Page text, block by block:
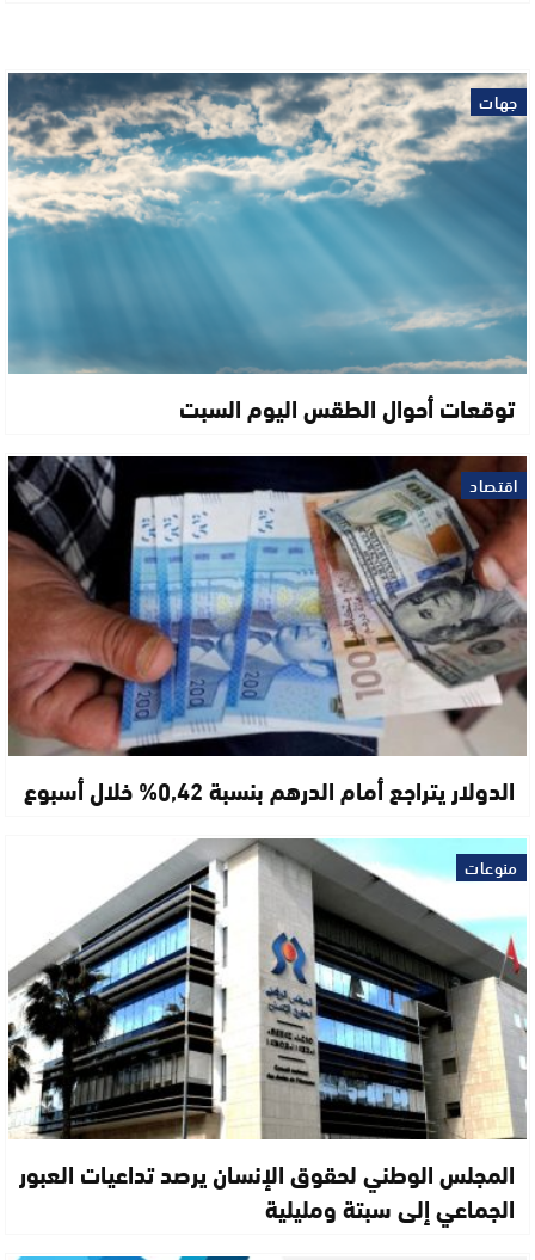
جهات
توقعات أحوال الطقس اليوم السبت
اقتصاد
الدولار يتراجع أمام الدرهم بنسبة 0,42% خلال أسبوع
منوعات
المجلس الوطني لحقوق الإنسان يرصد تداعيات العبور
الجماعي إلى سبتة ومليلية